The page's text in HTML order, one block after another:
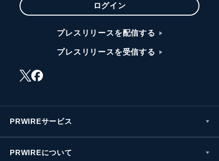
ログイン
プレスリリースを配信する
プレスリリースを受信する
PRWIREサービス
PRWIREについて